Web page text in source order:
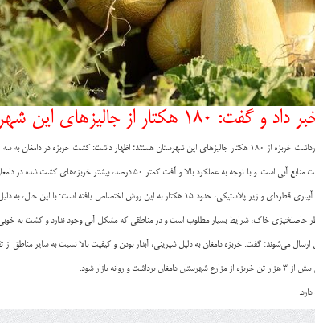
زیر کشت خربزه است.
هر هکتار بیش از ۱۶ تن خربزه برداشت شود.
و آفت کمتر ۵۰ درصد، بیشتر خربزه‌های کشت شده در دامغان به روش نشایی است.
به دلیل کمبود آب، برداشت محصول نسبت به سالهای گذشته کاهش یافته است.
حاصلخیزی خاک، شرایط بسیار مطلوب است و در مناطقی که مشکل آبی وجود ندارد و کشت به
می‌شوند؛ گفت: خربزه دامغان به دلیل شیرینی، آبدار بودن و کیفیت بالا نسبت به سایر مناطق
بازار شود.